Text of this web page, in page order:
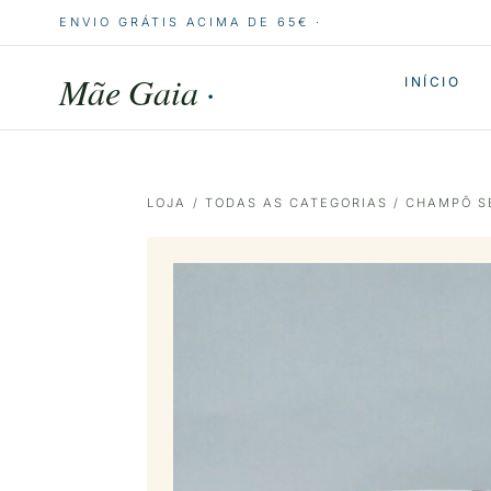
ENVIO GRÁTIS ACIMA DE 65€ ·
Mãe Gaia · INÍCIO
LOJA / TODAS AS CATEGORIAS / CHAMPÔ